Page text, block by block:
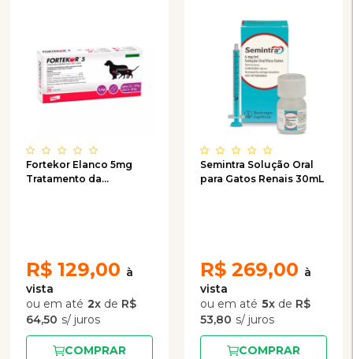
Fortekor Elanco 5mg
Tratamento da
R$ 129,00
2x de R$
64,50
COMPRAR
Semintra Solução Oral
para Gatos Renais 30mL
R$ 269,00
5x de R$
53,80
COMPRAR